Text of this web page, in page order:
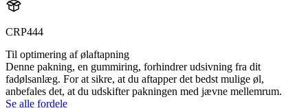
CRP444
Til optimering af ølaftapning
Denne pakning, en gummiring, forhindrer udsivning fra dit
fadølsanlæg. For at sikre, at du aftapper det bedst mulige øl,
anbefales det, at du udskifter pakningen med jævne mellemrum.
Se alle fordele